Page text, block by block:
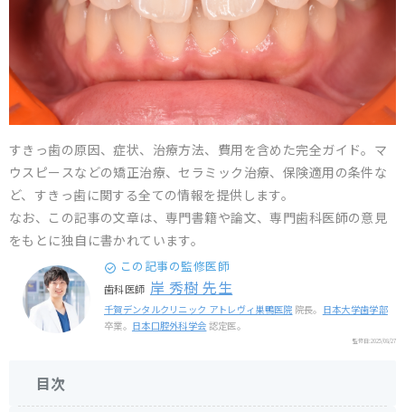
すきっ歯の原因、症状、治療方法、費用を含めた完全ガイド。マ
ウスピースなどの矯正治療、セラミック治療、保険適用の条件な
ど、すきっ歯に関する全ての情報を提供します。
なお、この記事の文章は、専門書籍や論文、専門歯科医師の意見
をもとに独自に書かれています。
この記事の監修医師
歯科医師 岸 秀樹 先生
千賀デンタルクリニック アトレヴィ巣鴨医院 院長。 日本大学歯学部
卒業。 日本口腔外科学会 認定医。
監修日:2025/08/27
目次